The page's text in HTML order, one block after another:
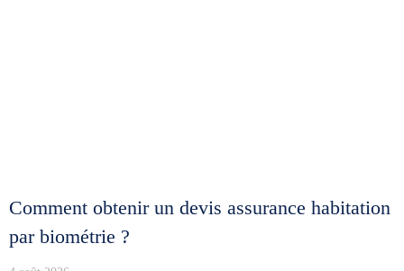
Comment obtenir un devis assurance habitation
par biométrie ?